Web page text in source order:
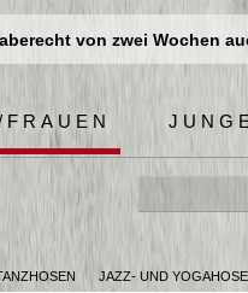
von zwei Wochen
JAZZ- UND